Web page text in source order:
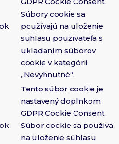
Súbory cookie sa
používajú na uloženie
súhlasu používateľa s
ukladaním súborov
cookie v kategórii
„Nevyhnutné“.
Tento súbor cookie je
nastavený doplnkom
GDPR Cookie Consent.
Súbor cookie sa používa
na uloženie súhlasu